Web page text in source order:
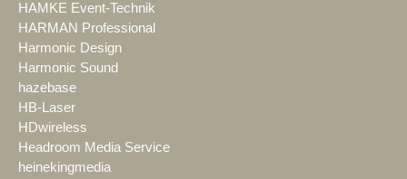
HAMKE Event-Technik
HARMAN Professional
Harmonic Design
Harmonic Sound
hazebase
HB-Laser
HDwireless
Headroom Media Service
heinekingmedia